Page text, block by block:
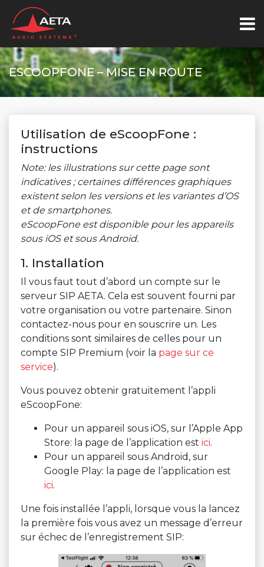
ESCOOPFONE – MISE EN ROUTE
Utilisation de eScoopFone :
instructions
Note: les illustrations sur cette page sont
indicatives ; certaines différences graphiques
existent selon les versions et les variantes d’OS
et de smartphones.
eScoopFone est disponible pour les appareils
sous iOS et sous Android.
1. Installation
Il vous faut tout d’abord un compte sur le
serveur SIP AETA. Cela est souvent fourni par
votre organisation ou votre partenaire. Sinon
contactez-nous pour en souscrire un. Les
conditions sont similaires de celles pour un
compte SIP Premium (voir la page sur ce
service).
Vous pouvez obtenir gratuitement l’appli
eScoopFone:
Pour un appareil sous iOS, sur l’Apple App
Store: la page de l’application est ici.
Pour un appareil sous Android, sur
Google Play: la page de l’application est
ici.
Une fois installée l’appli, lorsque vous la lancez
la première fois vous avez un message d’erreur
sur échec de l’enregistrement SIP: